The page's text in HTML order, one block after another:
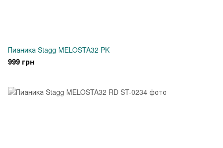
Пианика Stagg MELOSTA32 PK
999 грн